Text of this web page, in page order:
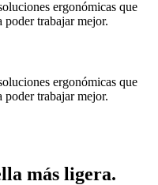
ergonómicas que
poder trabajar mejor.
ergonómicas que
poder trabajar mejor.
más ligera.